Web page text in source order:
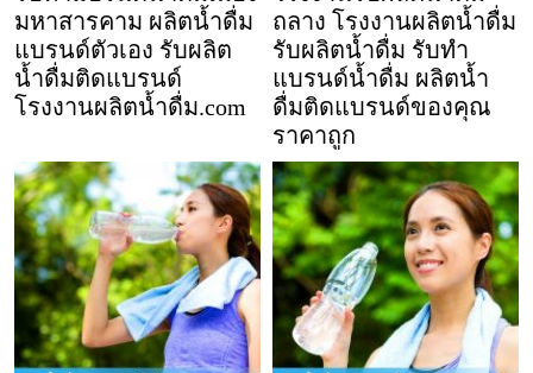
มหาสารคาม ผลิตน้ำดื่ม
แบรนด์ตัวเอง รับผลิต
น้ำดื่มติดแบรนด์
โรงงานผลิตน้ำดื่ม.com
ถลาง โรงงานผลิตน้ำดื่ม
รับผลิตน้ำดื่ม รับทำ
แบรนด์น้ำดื่ม ผลิตน้ำ
ดื่มติดแบรนด์ของคุณ
ราคาถูก